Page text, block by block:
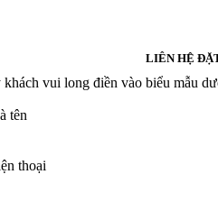
LIÊN HỆ
khách vui long điền vào biểu mẫu
tên
thoại